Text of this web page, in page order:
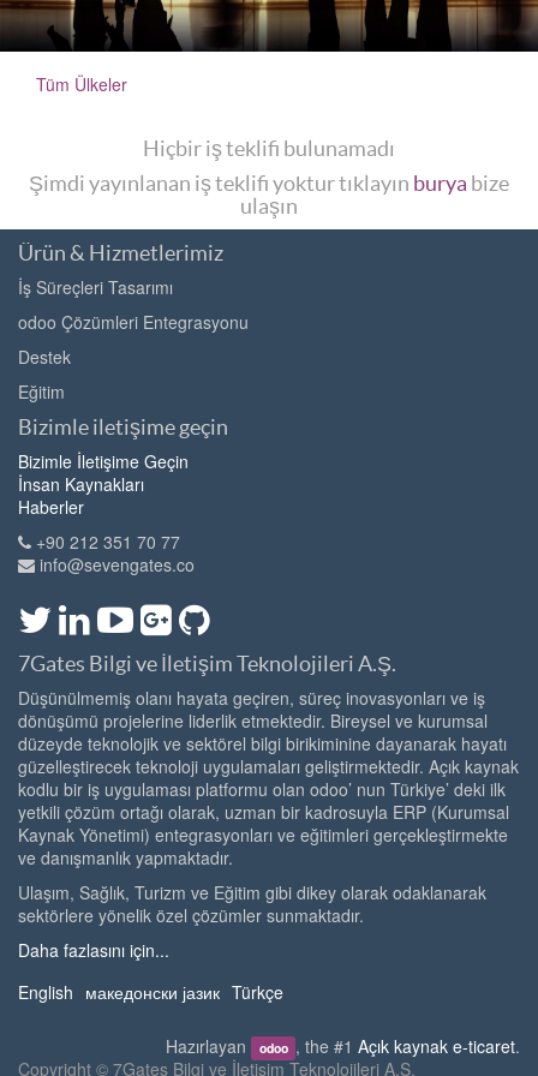
Tüm Ülkeler
Hiçbir iş teklifi bulunamadı
Şimdi yayınlanan iş teklifi yoktur tıklayın burya bize
ulaşın
Ürün & Hizmetlerimiz
İş Süreçleri Tasarımı
odoo Çözümleri Entegrasyonu
Destek
Eğitim
Bizimle iletişime geçin
Bizimle İletişime Geçin
İnsan Kaynakları
Haberler
+90 212 351 70 77
info@sevengates.co
7Gates Bilgi ve İletişim Teknolojileri A.Ş.
Düşünülmemiş olanı hayata geçiren, süreç inovasyonları ve iş
dönüşümü projelerine liderlik etmektedir. Bireysel ve kurumsal
düzeyde teknolojik ve sektörel bilgi birikiminine dayanarak hayatı
güzelleştirecek teknoloji uygulamaları geliştirmektedir. Açık kaynak
kodlu bir iş uygulaması platformu olan odoo’ nun Türkiye’ deki ilk
yetkili çözüm ortağı olarak, uzman bir kadrosuyla ERP (Kurumsal
Kaynak Yönetimi) entegrasyonları ve eğitimleri gerçekleştirmekte
ve danışmanlık yapmaktadır.
Ulaşım, Sağlık, Turizm ve Eğitim gibi dikey olarak odaklanarak
sektörlere yönelik özel çözümler sunmaktadır.
Daha fazlasını için...
English македонски јазик Türkçe
Hazırlayan odoo , the #1 Açık kaynak e-ticaret.
Copyright © 7Gates Bilgi ve İletişim Teknolojileri A.Ş.